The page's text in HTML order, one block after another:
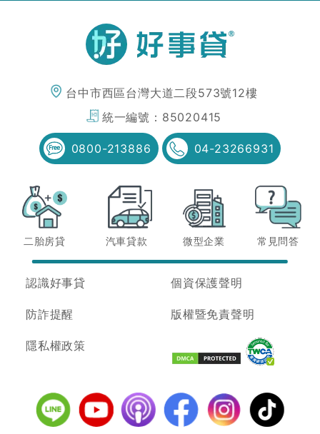
台中市西區台灣大道二段573號12樓
統一編號： 85020415
0800-213886 04-23266931
二胎房貸 汽車貸款 微型企業 常見問答
認識好事貸 個資保護聲明
防詐提醒 版權暨免責聲明
隱私權政策